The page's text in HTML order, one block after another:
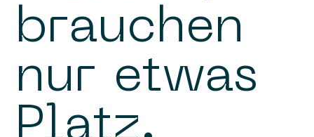
brauchen
nur etwas